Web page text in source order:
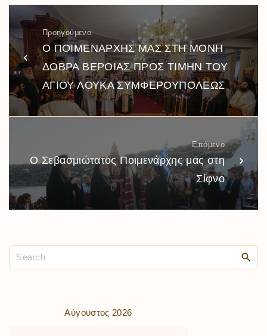
Προηγούμενο
Ο ΠΟΙΜΕΝΑΡΧΗΣ ΜΑΣ ΣΤΗ ΜΟΝΗ
ΔΟΒΡΑ ΒΕΡΟΙΑΣ ΠΡΟΣ ΤΙΜΗΝ ΤΟΥ
ΑΓΙΟΥ ΛΟΥΚΑ ΣΥΜΦΕΡΟΥΠΟΛΕΩΣ
Επόμενο
Ο Σεβασμιώτατος Ποιμενάρχης μας στη
Σίφνο
Αύγουστος 2026